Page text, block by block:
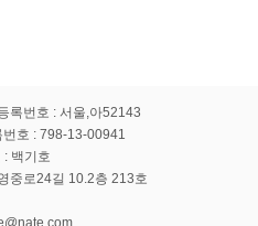
록번호 : 서울,아52143
호 : 798-13-00941
: 백기호
중로24길 10.2층 213호